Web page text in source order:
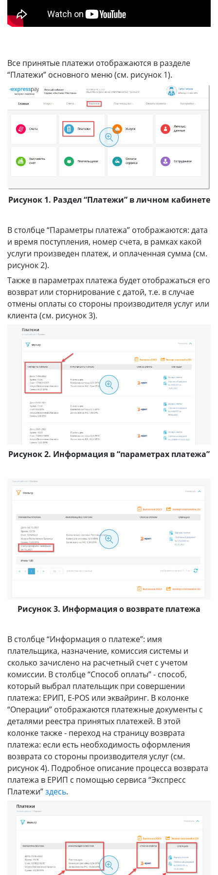
info@express-pay.by
Все принятые платежи отображаются в разделе
“Платежи” основного меню (см. рисунок 1).
Рисунок 1. Раздел “Платежи” в личном кабинете
В столбце “Параметры платежа” отображаются: дата
и время поступления, номер счета, в рамках какой
услуги произведен платеж, и оплаченная сумма (см.
рисунок 2).
Также в параметрах платежа будет отображаться его
возврат или сторнирование с датой, т.е. в случае
отмены оплаты со стороны производителя услуг или
клиента (см. рисунок 3).
Рисунок 2. Информация в “параметрах платежа”
Рисунок 3. Информация о возврате платежа
В столбце “Информация о платеже”: имя
плательщика, назначение, комиссия системы и
сколько зачислено на расчетный счет с учетом
комиссии. В столбце “Способ оплаты” - способ,
который выбрал плательщик при совершении
платежа: ЕРИП, E-POS или эквайринг. В колонке
“Операции” отображаются платежные документы с
деталями реестра принятых платежей. В этой
колонке также - переход на страницу возврата
платежа: если есть необходимость оформления
возврата со стороны производителя услуг (см.
рисунок 4). Подробное описание процесса возврата
платежа в ЕРИП с помощью сервиса “Экспресс
Платежи”здесь.